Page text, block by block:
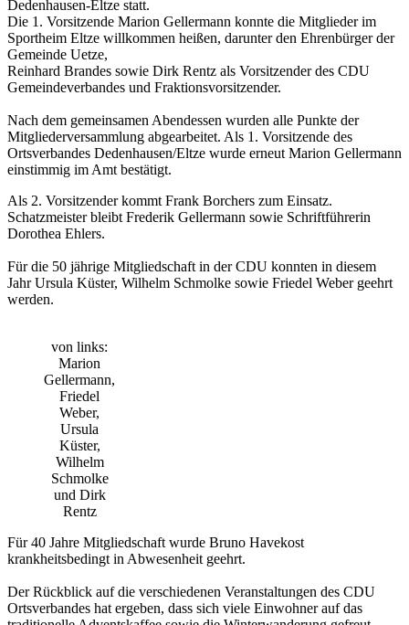
Dedenhausen-Eltze statt.
Die 1. Vorsitzende Marion Gellermann konnte die Mitglieder im
Sportheim Eltze willkommen heißen, darunter den Ehrenbürger der
Gemeinde Uetze,
Reinhard Brandes sowie Dirk Rentz als Vorsitzender des CDU
Gemeindeverbandes und Fraktionsvorsitzender.
Nach dem gemeinsamen Abendessen wurden alle Punkte der
Mitgliederversammlung abgearbeitet. Als 1. Vorsitzende des
Ortsverbandes Dedenhausen/Eltze wurde erneut Marion Gellermann
einstimmig im Amt bestätigt.
Als 2. Vorsitzender kommt Frank Borchers zum Einsatz.
Schatzmeister bleibt Frederik Gellermann sowie Schriftführerin
Dorothea Ehlers.
Für die 50 jährige Mitgliedschaft in der CDU konnten in diesem
Jahr Ursula Küster, Wilhelm Schmolke sowie Friedel Weber geehrt
werden.
von links:
Marion
Gellermann,
Friedel
Weber,
Ursula
Küster,
Wilhelm
Schmolke
und Dirk
Rentz
Für 40 Jahre Mitgliedschaft wurde Bruno Havekost
krankheitsbedingt in Abwesenheit geehrt.
Der Rückblick auf die verschiedenen Veranstaltungen des CDU
Ortsverbandes hat ergeben, dass sich viele Einwohner auf das